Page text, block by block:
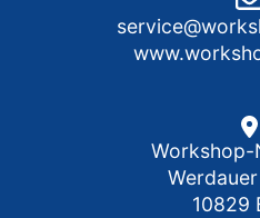
Workshop-
10829